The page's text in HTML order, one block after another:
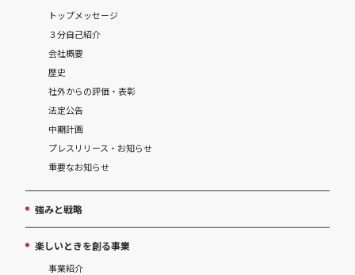
トップメッセージ
３分自己紹介
会社概要
歴史
社外からの評価・表彰
法定公告
中期計画
プレスリリース・お知らせ
重要なお知らせ
強みと戦略
楽しいときを創る事業
事業紹介